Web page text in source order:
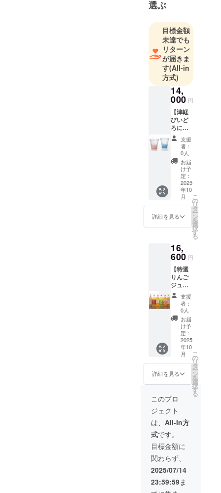
美しい風景
や日常を24
時間配信
し、観光誘
致を目指し
ます。地域
活性化のた
め、ご支援
ご検討のほ
ど宜しくお
願いいたし
選ぶ
目標金額
未達でも
リターン
が届きま
す(All-in
方式)
14,
000 円
【津軽
びいど
ろにほ
んの色
グラス
ペア
(そよ
風)】青
森県よ
り伝統
工芸品
の認定
を受け
た津軽
びいど
ろのシ
です。
日本の
伝統色
(東雲
色、浅
葱色)を
グラス
に表現
しまし
た。 風
が流れ
渡るよ
うな色
ガラス
の模様
が華や
かなグ
です。
1300度
を超え
る熱く
溶けた
ガラス
に向か
い、職
人たち
が1つ1
つ丁寧
に作り
支援
者：
0人
お届
け予
定：
2025
年10
月
詳細を見る
こ
の
リ
タ
ー
ン
を
選
択
す
る
16,
600 円
【特選
りんご
ジュー
ス
1000ml
×6本
セッ
ト】
メー
カーも
りんご
の品種
も製法
も様々
なりん
ご
ジュー
スの飲
み比べ
ができ
ます。
青森産
りんご
100%の
ジュー
ス6 種
類の詰
合せ
で、り
支援
者：
0人
お届
け予
定：
2025
年10
月
詳細を見る
こ
の
リ
タ
ー
ン
を
選
択
す
る
このプロ
ジェクト
は、 All-In方
式です。
目標金額に
関わらず、
2025/07/14
23:59:59ま